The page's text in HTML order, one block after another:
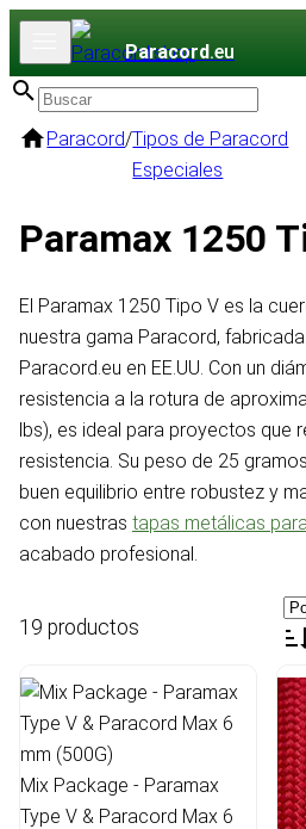
Paracord.eu
Paracord/Tipos de Paracord
Especiales
Paramax 1250
El Paramax 1250 Tipo V es la
nuestra gama Paracord,
Paracord.eu en EE.UU. Con un
resistencia a la rotura de
lbs), es ideal para proyectos que
resistencia. Su peso de 25
buen equilibrio entre robustez y
con nuestras tapas metálicas
acabado profesional.
19 productos
Mix Package - Paramax
Type V & Paracord Max 6